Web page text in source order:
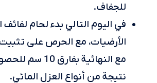
للجفاف.
في اليوم التالي بدء لحام
الأرضيات، مع الحرص على تثبيت
مع النهائية
نتيجة من أنواع العزل المائي.